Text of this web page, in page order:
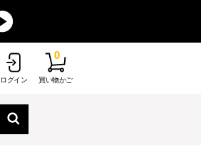
ログイン 買い物かご
0